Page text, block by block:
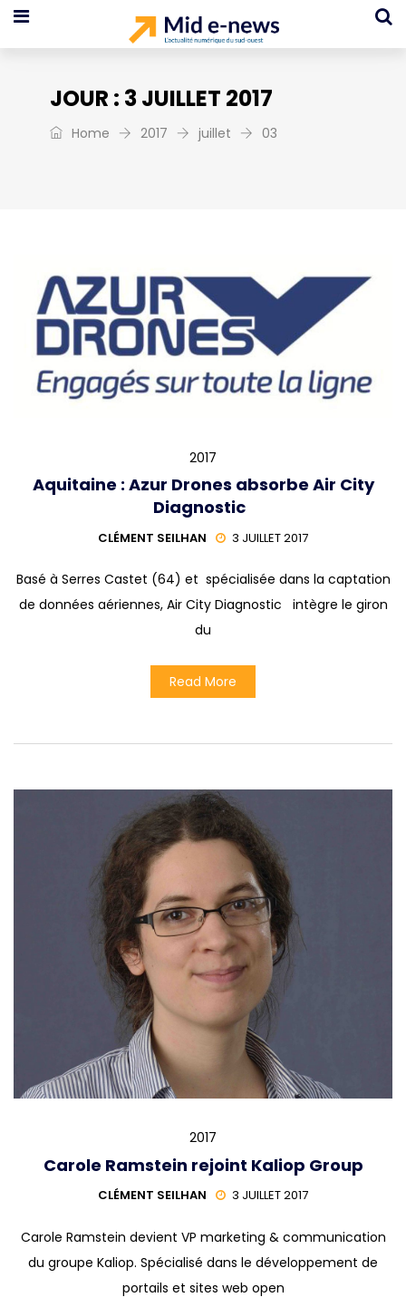
JOUR : 3 JUILLET 2017
Home 2017 juillet 03
2017
Aquitaine : Azur Drones absorbe Air City
Diagnostic
CLÉMENT SEILHAN 3 JUILLET 2017
Basé à Serres Castet (64) et spécialisée dans la captation
de données aériennes, Air City Diagnostic intègre le giron
du
Read More
2017
Carole Ramstein rejoint Kaliop Group
CLÉMENT SEILHAN 3 JUILLET 2017
Carole Ramstein devient VP marketing & communication
du groupe Kaliop. Spécialisé dans le développement de
portails et sites web open